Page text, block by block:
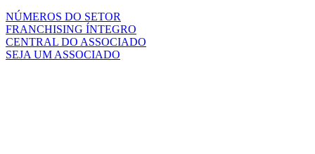
NÚMEROS DO SETOR
FRANCHISING ÍNTEGRO
CENTRAL DO ASSOCIADO
SEJA UM ASSOCIADO